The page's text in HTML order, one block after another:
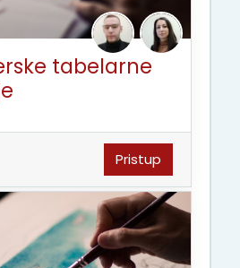
tabelarne
Pristup